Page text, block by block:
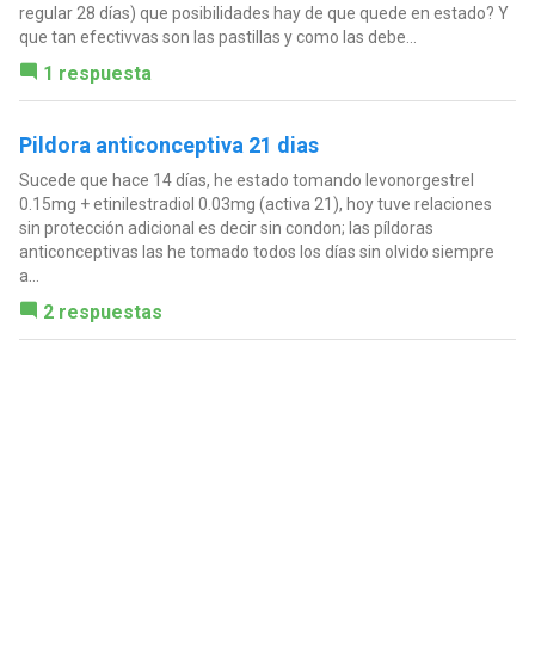
regular 28 días) que posibilidades hay de que quede en estado? Y
que tan efectivvas son las pastillas y como las debe...
1 respuesta
Pildora anticonceptiva 21 dias
Sucede que hace 14 días, he estado tomando levonorgestrel
0.15mg + etinilestradiol 0.03mg (activa 21), hoy tuve relaciones
sin protección adicional es decir sin condon; las píldoras
anticonceptivas las he tomado todos los días sin olvido siempre
a...
2 respuestas